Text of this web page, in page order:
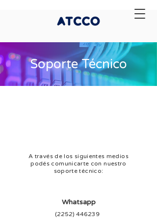
Soporte Técnico
A través de los siguientes medios
podés comunicarte con nuestro
soporte técnico:
Whatsapp
(2252) 446239